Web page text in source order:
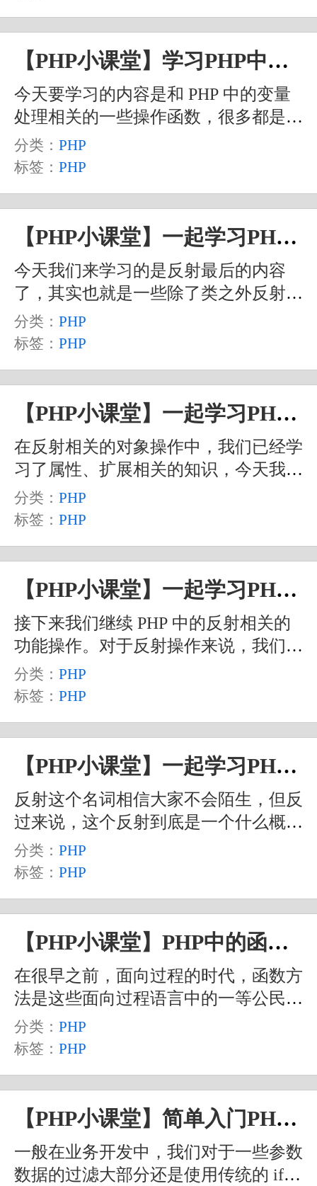
Zookeeper 相关概念和细节的研究。
【PHP小课堂】学习PHP中的变量处理相关操作
今天要学习的内容是和 PHP 中的变量
处理相关的一些操作函数，很多都是在
之前的文章中已经学习过的内容，所以
也比较简单好理解。当然，这个简单和
接触过相关的内容的前提下才能感受到
的，比如说我们变量的自动转换之类的
知识。大家在学习的过程中，如果有疑
问，可以翻阅之前的文章或视频，或者
自己查阅相关的资料。
分类： PHP
标签： PHP
【PHP小课堂】一起学习PHP中的反射（四）
今天我们来学习的是反射最后的内容
了，其实也就是一些除了类之外反射相
关的一些操作，包括反射普通方法函
数、获得函数的参数、生成器反射、对
个一个的来看一下。当然，在这之前，
我们还是要准备一下我们的测试代码。
分类： PHP
标签： PHP
【PHP小课堂】一起学习PHP中的反射（三）
在反射相关的对象操作中，我们已经学
习了属性、扩展相关的知识，今天我们
要学习的是整个 ReflectionClass 对象中
剩余的一些方法以及对于反射的类中的
分类： PHP
标签： PHP
【PHP小课堂】一起学习PHP中的反射（二）
接下来我们继续 PHP 中的反射相关的
功能操作。对于反射操作来说，我们主
要是要获取类或者对象中的那些已定义
的数据信息，这些信息如果不通过反射
的，通过反射功能，就可以方便地对一
个类或对象进行剖析，从而帮助我们实
现各种功能。
分类： PHP
标签： PHP
【PHP小课堂】一起学习PHP中的反射（一）
反射这个名词相信大家不会陌生，但反
过来说，这个反射到底是一个什么概念
呢？其实反射，就是通过一些方法函
数，来获得一个类或者一个实例化对象
可以是在运行时来动态获取这些信息
的。这样的话，有很多功能就可以通过
反射来实现了。比如说 Java 中的注
解，在一些 PHP 的框架中，要实现类
似的注解功能，就是通过反射来获得注
释中的信息来实现的。大家可以参考
Hyperf 框架中的注解功能。
分类： PHP
标签： PHP
【PHP小课堂】PHP中的函数相关处理方法学习
在很早之前，面向过程的时代，函数方
法是这些面向过程语言中的一等公民。
在进步到面向对象之后，函数依然有着
举足轻重的地位，它在类中成为了方
个函数。一般地，我们会将类外部定义
的 function 称为函数，而将类的内部定
义的 function 称为方法。我们的 PHP
也是从面向过程语言发展成为面向对象
语言的一门编程语言，所以函数方法的
分类： PHP
标签： PHP
【PHP小课堂】简单入门PHP中的过滤器相关函数
一般在业务开发中，我们对于一些参数
数据的过滤大部分还是使用传统的 if